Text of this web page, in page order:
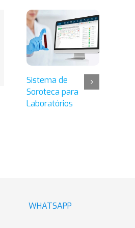
Sistema de
Soroteca para
Laboratórios
WHATSAPP